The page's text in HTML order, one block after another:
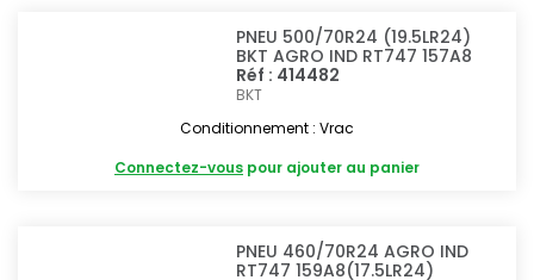
PNEU 500/70R24 (19.5LR24)
BKT AGRO IND RT747 157A8
Réf : 414482
BKT
Conditionnement : Vrac
Connectez-vous pour ajouter au panier
PNEU 460/70R24 AGRO IND
RT747 159A8(17.5LR24)